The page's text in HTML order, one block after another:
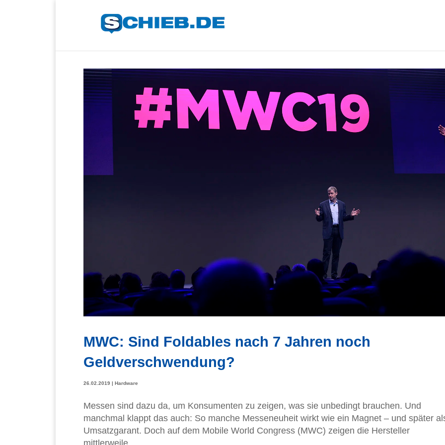
MWC: Sind Foldables nach 7 Jahren noch
Geldverschwendung?
26.02.2019 | Hardware
Messen sind dazu da, um Konsumenten zu zeigen, was sie unbedingt brauchen. Und
manchmal klappt das auch: So manche Messeneuheit wirkt wie ein Magnet – und später
Umsatzgarant. Doch auf dem Mobile World Congress (MWC) zeigen die Hersteller